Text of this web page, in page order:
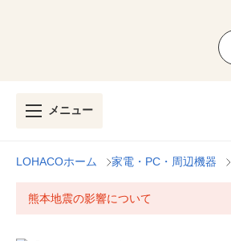
メニュー
LOHACOホーム 家電・PC・周辺機器
熊本地震の影響について